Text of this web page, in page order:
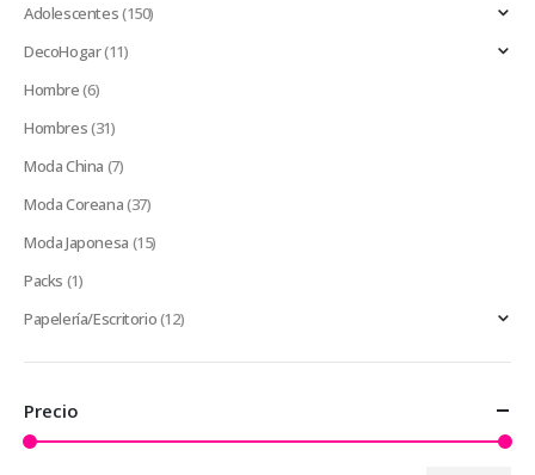
Adolescentes(150)
DecoHogar(11)
Hombre(6)
Hombres(31)
Moda China (7)
Moda Coreana(37)
Moda Japonesa (15)
Packs (1)
Papelería/Escritorio(12)
Precio